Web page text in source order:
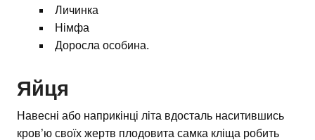
Личинка
Німфа
Доросла особина.
Яйця
Навесні або наприкінці літа вдосталь наситившись
кров’ю своїх жертв плодовита самка кліща робить